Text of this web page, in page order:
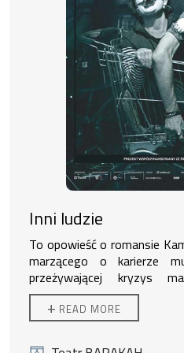
Inni ludzie
To opowieść o romansie
marzącego o karierze
przeżywającej kryzys
wielkomiejskiej klasy
refleksji nad zanurzonym
wulgarnym językiem,
przez Masłowską
Poszczególne języki
bohaterów tworzą
fonosferę – aurę
stworzona w „Innych
autor:
Dorota Masłowska
+ READ MORE